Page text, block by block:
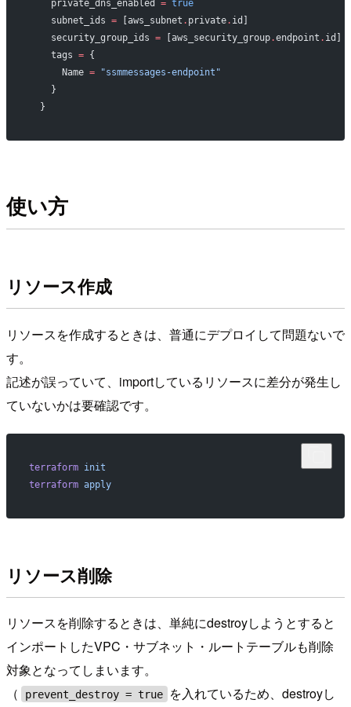
    private_dns_enabled
= true
    subnet_ids
= [aws_subnet . private. id]
    security_group_ids
= [aws_security_group.endpoint . id]
    tags
= {
      Name
= "ssmmessages-endpoint"
    }
  }
使い方
リソース作成
リソースを作成するときは、普通にデプロイして問題ないで
す。
記述が誤っていて、importしているリソースに差分が発生し
ていないかは要確認です。
terraform init
terraform apply
リソース削除
リソースを削除するときは、単純にdestroyしようとすると
インポートしたVPC・サブネット・ルートテーブルも削除
対象となってしまいます。
（
prevent_destroy = true
を入れているため、destroyし